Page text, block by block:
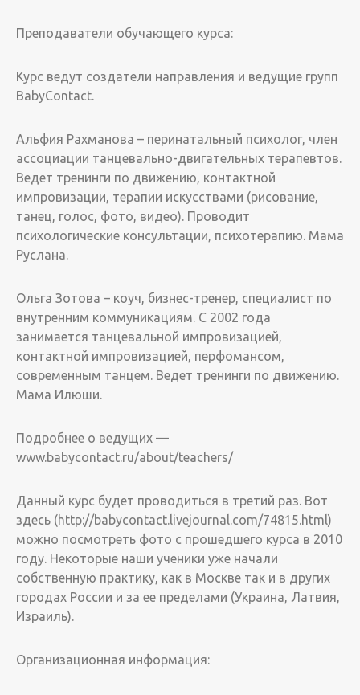
Преподаватели обучающего курса:
Курс ведут создатели направления и ведущие групп
BabyContact.
Альфия Рахманова – перинатальный психолог, член
ассоциации танцевально-двигательных терапевтов.
Ведет тренинги по движению, контактной
импровизации, терапии искусствами (рисование,
танец, голос, фото, видео). Проводит
психологические консультации, психотерапию. Мама
Руслана.
Ольга Зотова – коуч, бизнес-тренер, специалист по
внутренним коммуникациям. С 2002 года
занимается танцевальной импровизацией,
контактной импровизацией, перфомансом,
современным танцем. Ведет тренинги по движению.
Мама Илюши.
Подробнее о ведущих —
www.babycontact.ru/about/teachers/
Данный курс будет проводиться в третий раз. Вот
здесь (http://babycontact.livejournal.com/74815.html)
можно посмотреть фото с прошедшего курса в 2010
году. Некоторые наши ученики уже начали
собственную практику, как в Москве так и в других
городах России и за ее пределами (Украина, Латвия,
Израиль).
Организационная информация: